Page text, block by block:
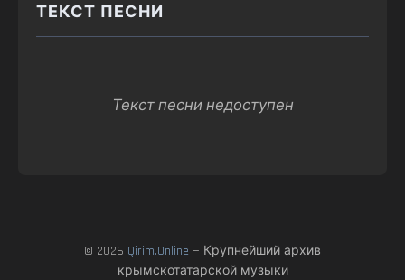
ТЕКСТ ПЕСНИ
Текст песни недоступен
© 2026 Qirim.Online — Крупнейший архив
крымскотатарской музыки